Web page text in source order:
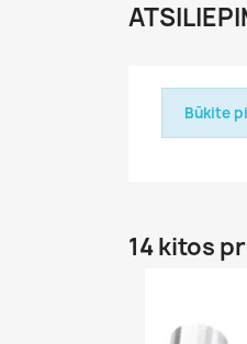
Būkite
14 kitos